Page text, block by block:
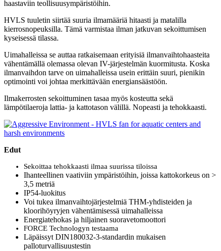
haastaviin teollisuusympäristöihin.
HVLS tuuletin siirtää suuria ilmamääriä hitaasti ja matalilla
kierrosnopeuksilla. Tämä varmistaa ilman jatkuvan sekoittumisen
kyseisessä tilassa.
Uimahalleissa se auttaa ratkaisemaan erityisiä ilmanvaihtohaasteita
vähentämällä olemassa olevan IV-järjestelmän kuormitusta. Koska
ilmanvaihdon tarve on uimahalleissa usein erittäin suuri, pienikin
optimointi voi johtaa merkittävään energiansäästöön.
Ilmakerrosten sekoittuminen tasaa myös kosteutta sekä
lämpötilaeroja lattia- ja kattotason välillä. Nopeasti ja tehokkaasti.
Edut
Sekoittaa tehokkaasti ilmaa suurissa tiloissa
Ihanteellinen vaativiin ympäristöihin, joissa kattokorkeus on >
3,5 metriä
IP54-luokitus
Voi tukea ilmanvaihtojärjestelmiä THM-yhdisteiden ja
kloorihöyryjen vähentämisessä uimahalleissa
Energiatehokas ja hiljainen suoravetomoottori
FORCE Technologyn testaama
Läpäissyt DIN180032-3-standardin mukaisen
palloturvallisuustestin